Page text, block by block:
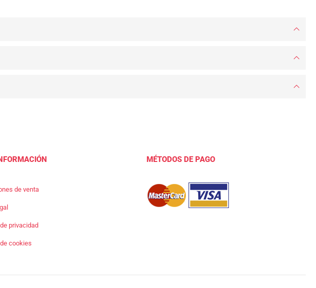
de venta
privacidad
cookies
MÉTODOS DE PAGO